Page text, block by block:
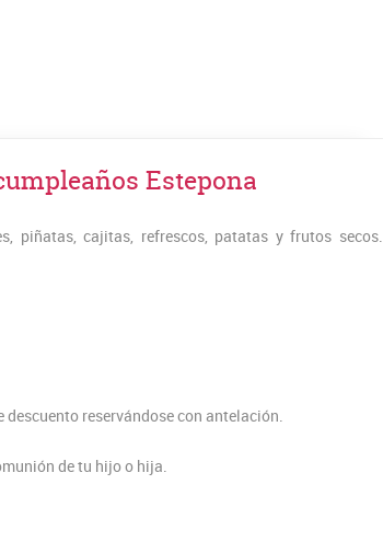
Estepona
piñatas, cajitas, refrescos, patatas y frutos secos.
reservándose con antelación.
de tu hijo o hija.